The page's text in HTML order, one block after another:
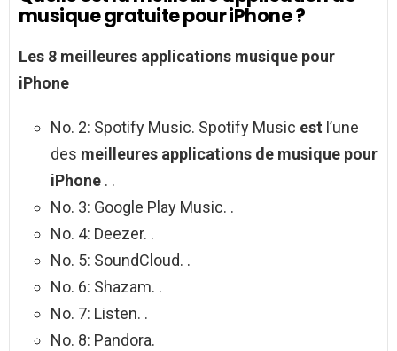
musique gratuite pour iPhone ?
Les 8 meilleures applications musique pour
iPhone
No. 2: Spotify Music. Spotify Music est l’une
des meilleures applications de musique pour
iPhone . .
No. 3: Google Play Music. .
No. 4: Deezer. .
No. 5: SoundCloud. .
No. 6: Shazam. .
No. 7: Listen. .
No. 8: Pandora.